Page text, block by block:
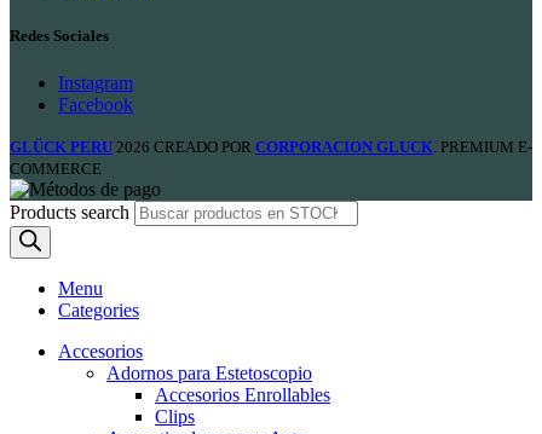
Redes Sociales
Instagram
Facebook
GLÜCK PERU 2026 CREADO POR CORPORACION GLUCK. PREMIUM E-
COMMERCE
Products search
Menu
Categories
Accesorios
Adornos para Estetoscopio
Accesorios Enrollables
Clips